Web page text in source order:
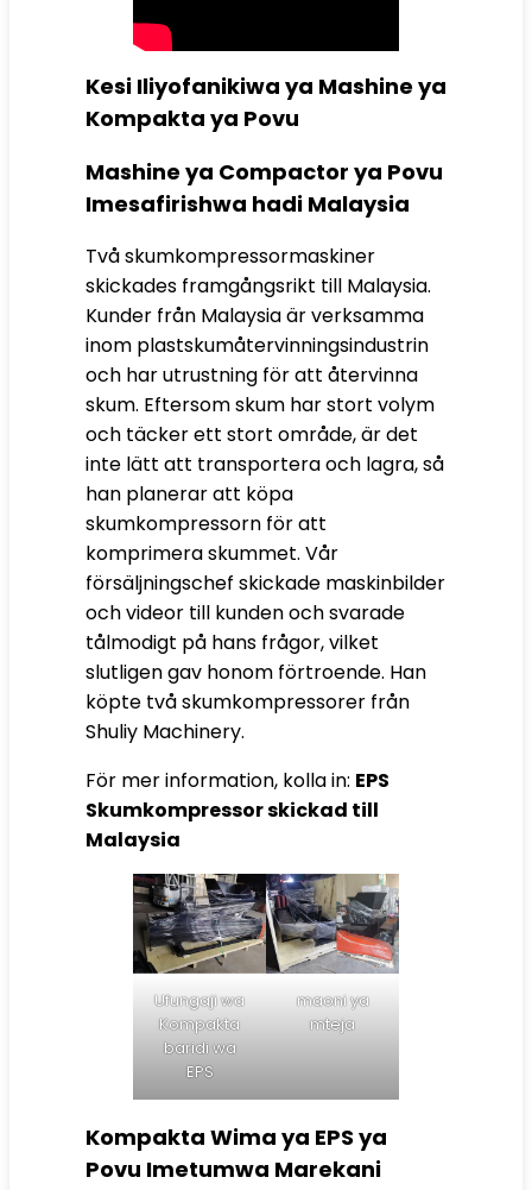
Kesi Iliyofanikiwa ya Mashine ya
Kompakta ya Povu
Mashine ya Compactor ya Povu
Imesafirishwa hadi Malaysia
Två skumkompressormaskiner
skickades framgångsrikt till Malaysia.
Kunder från Malaysia är verksamma
inom plastskumåtervinningsindustrin
och har utrustning för att återvinna
skum. Eftersom skum har stort volym
och täcker ett stort område, är det
inte lätt att transportera och lagra, så
han planerar att köpa
skumkompressorn för att
komprimera skummet. Vår
försäljningschef skickade maskinbilder
och videor till kunden och svarade
tålmodigt på hans frågor, vilket
slutligen gav honom förtroende. Han
köpte två skumkompressorer från
Shuliy Machinery.
För mer information, kolla in: EPS
Skumkompressor skickad till
Malaysia
Ufungaji wa
Kompakta
baridi wa
EPS
maoni ya
mteja
Kompakta Wima ya EPS ya
Povu Imetumwa Marekani